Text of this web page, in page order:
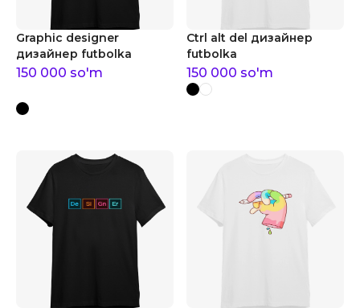
Graphic designer
дизайнер futbolka
150 000 so'm
Ctrl alt del дизайнер
futbolka
150 000 so'm